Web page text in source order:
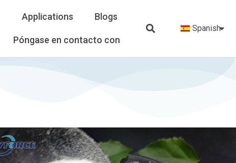
Applications Blogs
Póngase en contacto con
Spanish